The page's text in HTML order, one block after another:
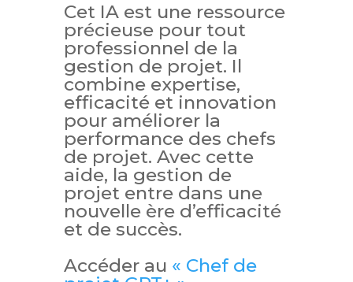
Cet IA est une ressource
précieuse pour tout
professionnel de la
gestion de projet. Il
combine expertise,
efficacité et innovation
pour améliorer la
performance des chefs
de projet. Avec cette
aide, la gestion de
projet entre dans une
nouvelle ère d’efficacité
et de succès.
Accéder au « Chef de